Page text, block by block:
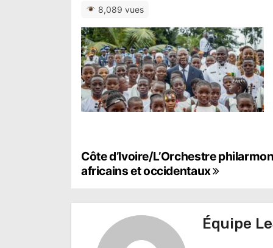
8,089 vues
N
a
v
Côte d’Ivoire/L’Orchestre
africains et occidentaux
Équipe